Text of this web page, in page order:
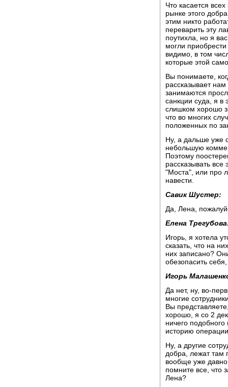
Что касается
рынке этого
этим никто
переварить эту
поутихла, но я
могли
видимо, в том
которые этой
Вы понимаете,
рассказывает
занимаются
санкции суда, я в
слишком хорошо
что во многих
положенных по
Ну, а дальше уже
небольшую
Поэтому
рассказывать
"Моста", или про
навести.
Савик Шустер:
Да, Лена,
Елена
Игорь, я хотела
сказать, что на
них записано?
обезопасить
Игорь
Да нет, ну, во-
многие
Вы
хорошо, я со 2
ничего
историю
Ну, а другие
добра, лежат там
вообще уже
помните все, что
Лена?